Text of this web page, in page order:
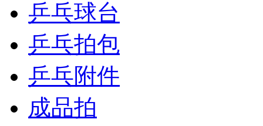
乒乓球台
乒乓拍包
乒乓附件
成品拍